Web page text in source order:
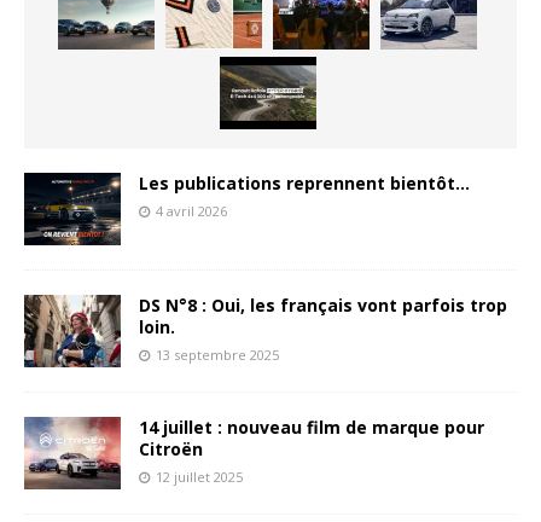
Les publications reprennent bientôt…
4 avril 2026
DS N°8 : Oui, les français vont parfois trop
loin.
13 septembre 2025
14 juillet : nouveau film de marque pour
Citroën
12 juillet 2025